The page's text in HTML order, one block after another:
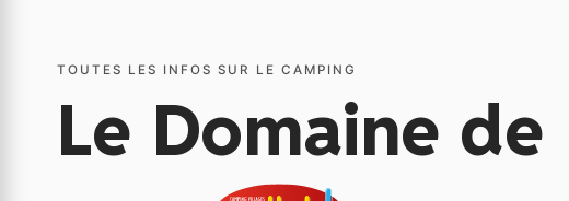
TOUTES LES INFOS SUR LE CAMPING
Le Domaine